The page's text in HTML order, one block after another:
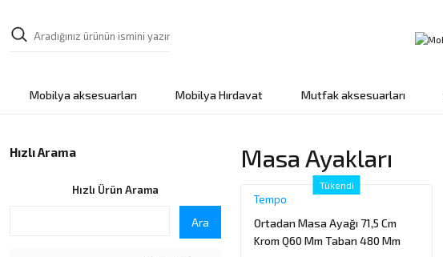
Mobilya aksesuarları Mobilya Hırdavat Mutfak aksesuarları
Hızlı Arama
Hızlı Ürün Arama
Ara
Masa Ayakları
Tükendi
Tempo
Ortadan Masa Ayağı 71,5 Cm
Krom Q60 Mm Taban 480 Mm